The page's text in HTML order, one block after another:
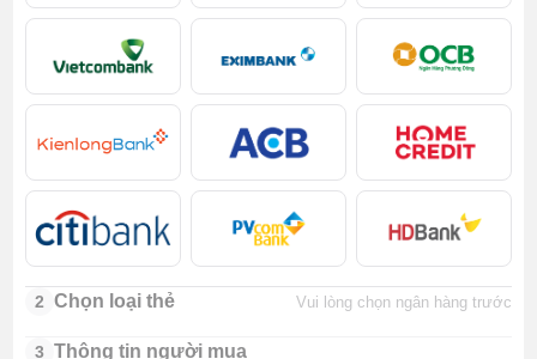
2 Chọn loại thẻ Vui lòng chọn ngân hàng trước
3 Thông tin người mua